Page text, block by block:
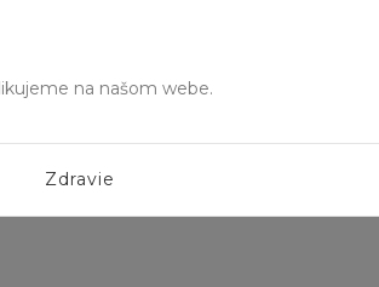
na našom webe.
Zdravie